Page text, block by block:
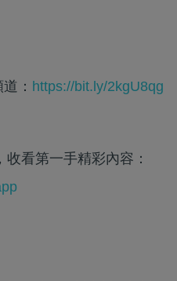
： https://bit.ly/2kgU8qg
看第一手精彩內容：